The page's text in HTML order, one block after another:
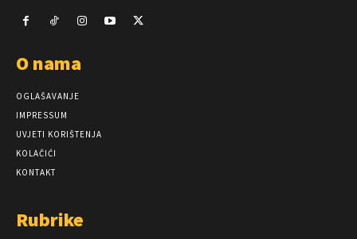
O nama
OGLAŠAVANJE
IMPRESSUM
UVJETI KORIŠTENJA
KOLAČIĆI
KONTAKT
Rubrike